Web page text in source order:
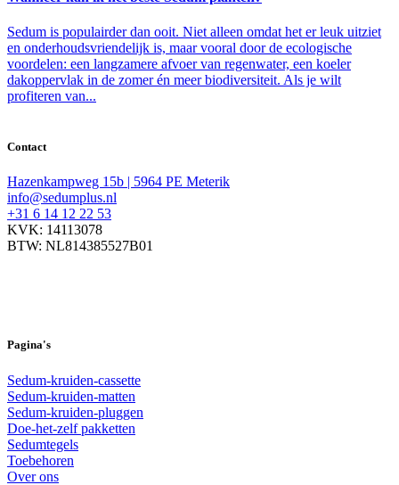
Sedum is populairder dan ooit. Niet alleen omdat het er leuk uitziet
en onderhoudsvriendelijk is, maar vooral door de ecologische
voordelen: een langzamere afvoer van regenwater, een koeler
dakoppervlak in de zomer én meer biodiversiteit. Als je wilt
profiteren van...
Contact
Hazenkampweg 15b | 5964 PE Meterik
info@sedumplus.nl
+31 6 14 12 22 53
KVK: 14113078
BTW: NL814385527B01
Pagina's
Sedum-kruiden-cassette
Sedum-kruiden-matten
Sedum-kruiden-pluggen
Doe-het-zelf pakketten
Sedumtegels
Toebehoren
Over ons